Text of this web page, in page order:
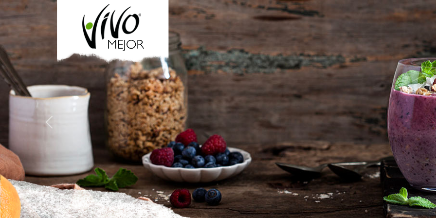
Previous